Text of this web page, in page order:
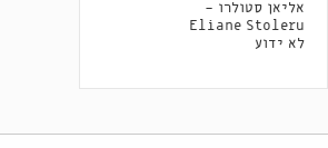
אליאן סטולרו -
Eliane Stoleru
לא ידוע